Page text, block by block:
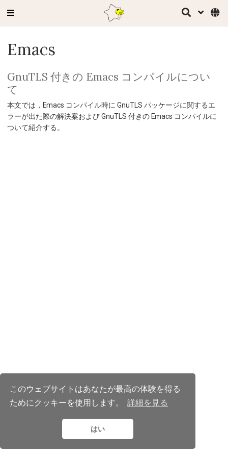
このウェブサイトはあなたが最高の体験を得る
ためにクッキーを使用します。
詳細を見る
はい
Emacs
GnuTLS 付きの Emacs コンパイルについ
て
本文では，Emacs コンパイル時に GnuTLS パッケージに関するエ
ラーが出た際の解決案および GnuTLS 付きの Emacs コンパイルに
ついて紹介する。
CC BY NC ND 4.0